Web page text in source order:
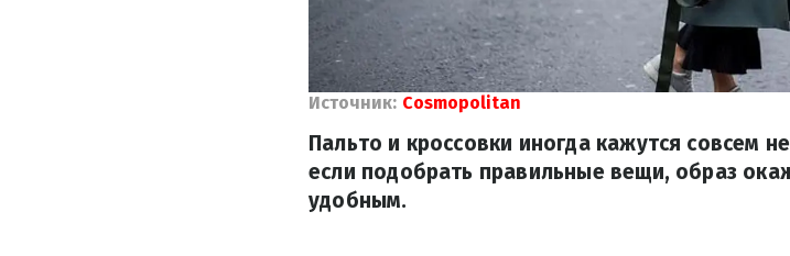
Источник: Cosmopolitan
Пальто и кроссовки иногда кажутся совсем
если подобрать правильные вещи, образ
удобным.